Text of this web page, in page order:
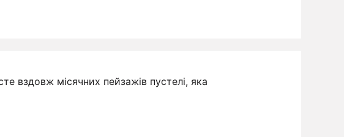
вздовж місячних пейзажів пустелі, яка